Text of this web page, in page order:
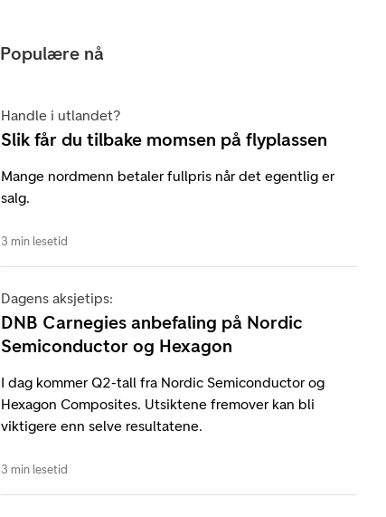
Populære nå
Handle i utlandet?
Slik får du tilbake momsen på flyplassen
Mange nordmenn betaler fullpris når det egentlig er
salg.
3 min lesetid
Dagens aksjetips:
DNB Carnegies anbefaling på Nordic
Semiconductor og Hexagon
I dag kommer Q2-tall fra Nordic Semiconductor og
Hexagon Composites. Utsiktene fremover kan bli
viktigere enn selve resultatene.
3 min lesetid